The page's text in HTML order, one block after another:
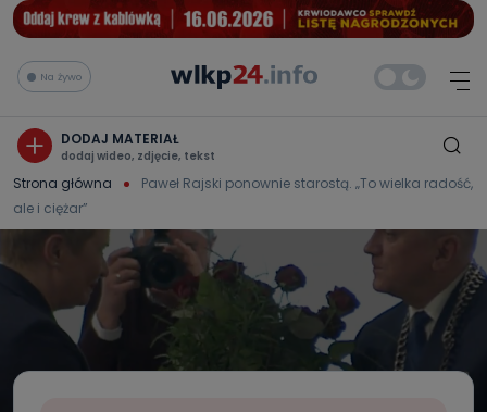
Na żywo
DODAJ MATERIAŁ
dodaj wideo, zdjęcie, tekst
Strona główna
Paweł Rajski ponownie starostą. „To wielka radość,
ale i ciężar”